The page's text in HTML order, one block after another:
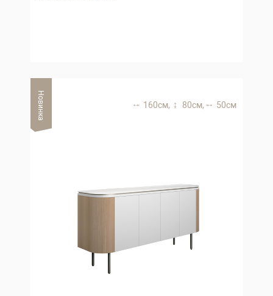
Новинка 160 см, 80 см, 50 см